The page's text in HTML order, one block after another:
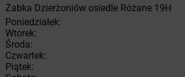
Żabka Dzierżoniów osiedle Różane 19H
Poniedziałek:
Wtorek:
Środa:
Czwartek:
Piątek: